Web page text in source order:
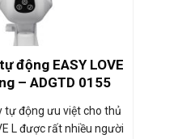
động EASY LOVE
– ADGTD 0155
tự động ưu việt cho thủ
L được rất nhiều người